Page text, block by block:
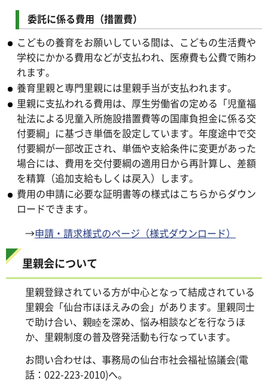
委託に係る費用（措置費）
こどもの養育をお願いしている間は、こどもの生活費や
学校にかかる費用などが支払われ、医療費も公費で賄わ
れます。
養育里親と専門里親には里親手当が支払われます。
里親に支払われる費用は、厚生労働省の定める「児童福
祉法による児童入所施設措置費等の国庫負担金に係る交
付要綱」に基づき単価を設定しています。年度途中で交
付要綱が一部改正され、単価や支給条件に変更があった
場合には、費用を交付要綱の適用日から再計算し、差額
を精算（追加支給もしくは戻入）します。
費用の申請に必要な証明書等の様式はこちらからダウン
ロードできます。
→申請・請求様式のページ（様式ダウンロード）
里親会について
里親登録されている方が中心となって結成されている
里親会「仙台市ほほえみの会」があります。里親同士
で助け合い、親睦を深め、悩み相談などを行なうほ
か、里親制度の普及啓発活動も行なっています。
お問い合わせは、事務局の仙台市社会福祉協議会(電
話：022-223-2010)へ。